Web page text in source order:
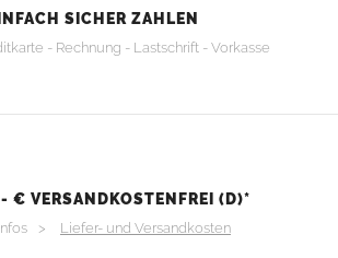
SICHER ZAHLEN
- Rechnung - Lastschrift - Vorkasse
€ VERSANDKOSTENFREI (D)*
Infos > Liefer- und Versandkosten